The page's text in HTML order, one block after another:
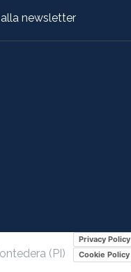
newsletter
(PI)
Privacy Policy
Cookie Policy